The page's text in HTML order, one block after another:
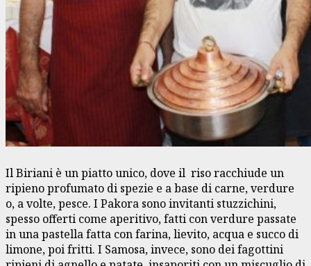
Il Biriani è un piatto unico, dove il riso racchiude un
ripieno profumato di spezie e a base di carne, verdure
o, a volte, pesce. I Pakora sono invitanti stuzzichini,
spesso offerti come aperitivo, fatti con verdure passate
in una pastella fatta con farina, lievito, acqua e succo di
limone, poi fritti. I Samosa, invece, sono dei fagottini